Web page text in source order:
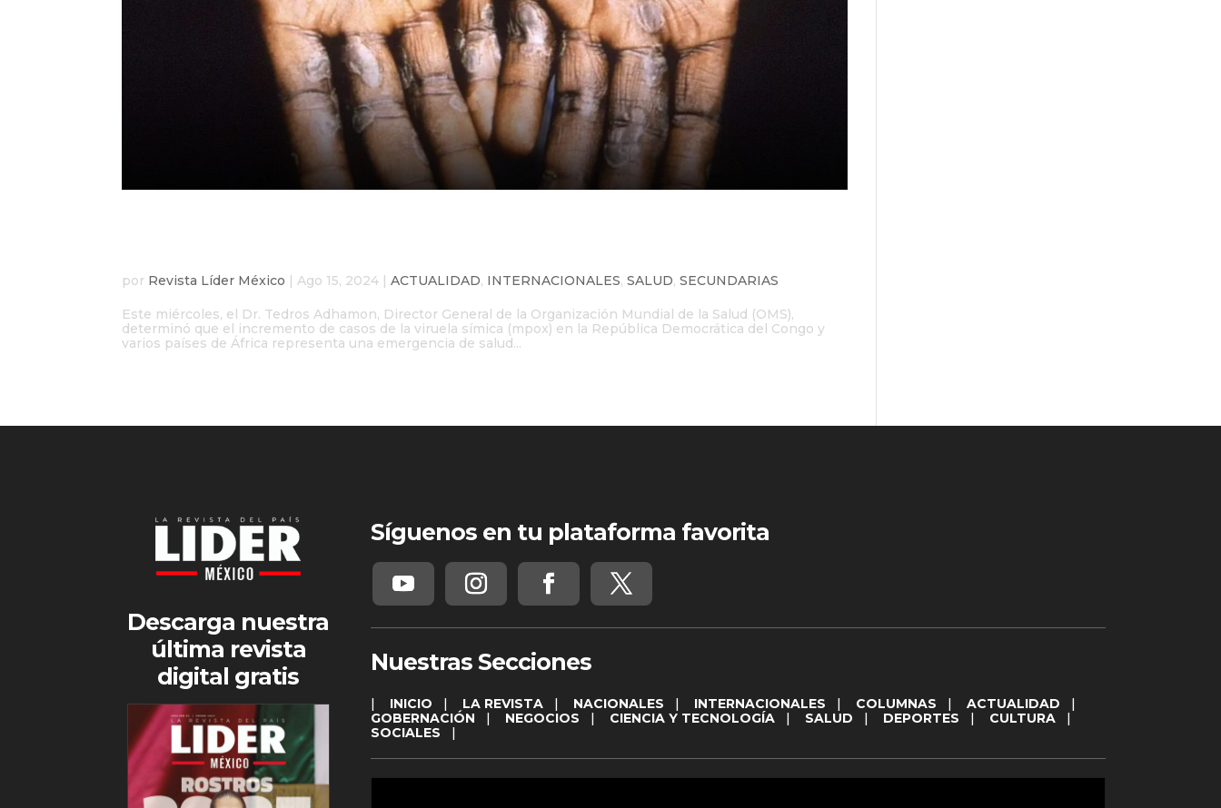
por Revista Líder México |Ago 15, 2024 |ACTUALIDAD, INTERNACIONALES,SALUD,SECUNDARIAS
Este miércoles, el Dr. Tedros Adhamon, Director General de la Organización Mundial de la Salud (OMS),
determinó que el incremento de casos de la viruela símica (mpox) en la República Democrática del Congo y
varios países de África representa una emergencia de salud...
Descarga nuestra
última revista
digital gratis
Síguenos en tu plataforma favorita
Nuestras Secciones
| INICIO | LA REVISTA| NACIONALES | INTERNACIONALES | COLUMNAS | ACTUALIDAD |
GOBERNACIÓN | NEGOCIOS | CIENCIA Y TECNOLOGÍA| SALUD | DEPORTES | CULTURA|
SOCIALES |